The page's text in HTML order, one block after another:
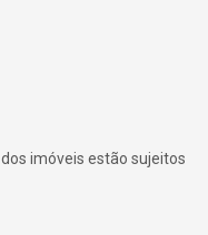
imóveis estão sujeitos